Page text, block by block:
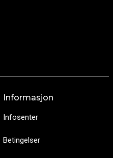
Informasjon
Infosenter
Betingelser